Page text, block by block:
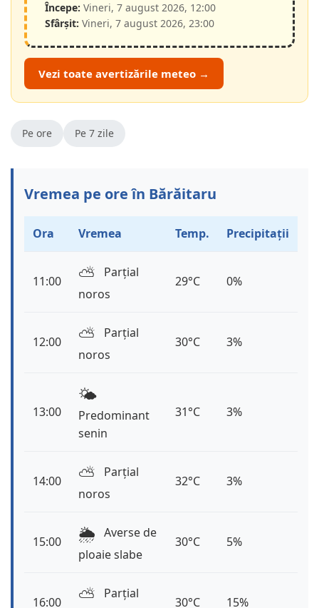
Începe: Vineri, 7 august 2026, 12:00
Sfârșit: Vineri, 7 august 2026, 23:00
Vezi toate avertizările meteo →
Pe ore Pe 7 zile
Vremea pe ore în Bărăitaru
Ora Vremea Temp. Precipitații
11:00 ⛅️
Parțial
noros
29°C 0%
12:00 ⛅️
Parțial
noros
30°C 3%
13:00
🌤️
Predominant
senin
31°C 3%
14:00 ⛅️
Parțial
noros
32°C 3%
15:00 🌦️ Averse de
ploaie slabe
30°C 5%
16:00 ⛅️
Parțial
30°C 15%